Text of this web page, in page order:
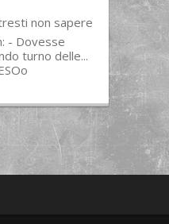
non sapere
- Dovesse
turno delle...